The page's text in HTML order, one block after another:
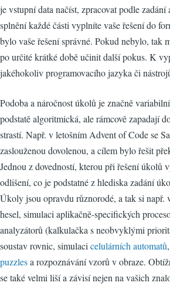
je vstupní data načíst, zpracovat podle
splnění každé části vyplníte vaše řešení do
bylo vaše řešení správné. Pokud nebylo, tak
po určité krátké době učinit další pokus. K
jakéhokoliv programovacího jazyka či
Podoba a náročnost úkolů je značně
podstatě algoritmická, ale rámcově zapadají
strastí. Např. v letošním Advent of Code se
zaslouženou dovolenou, a cílem bylo řešit
Jednou z dovedností, kterou při řešení úkolů
odlišení, co je podstatné z hlediska zadání
Úkoly jsou opravdu různorodé, a tak si např.
hesel, simulaci aplikačně-specifických
analyzátorů (kalkulačka s neobvyklými
soustav rovnic, simulaci celulárních automatů
puzzlesa rozpoznávání vzorů v obraze.
se také velmi liší a závisí nejen na vašich